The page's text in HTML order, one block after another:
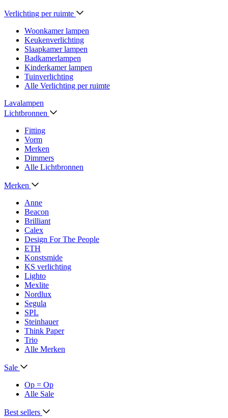
Verlichting per ruimte
Woonkamer lampen
Keukenverlichting
Slaapkamer lampen
Badkamerlampen
Kinderkamer lampen
Tuinverlichting
Alle Verlichting per ruimte
Lavalampen
Lichtbronnen
Fitting
Vorm
Merken
Dimmers
Alle Lichtbronnen
Merken
Anne
Beacon
Brilliant
Calex
Design For The People
ETH
Konstsmide
KS verlichting
Lighto
Mexlite
Nordlux
Segula
SPL
Steinhauer
Think Paper
Trio
Alle Merken
Sale
Op = Op
Alle Sale
Best sellers